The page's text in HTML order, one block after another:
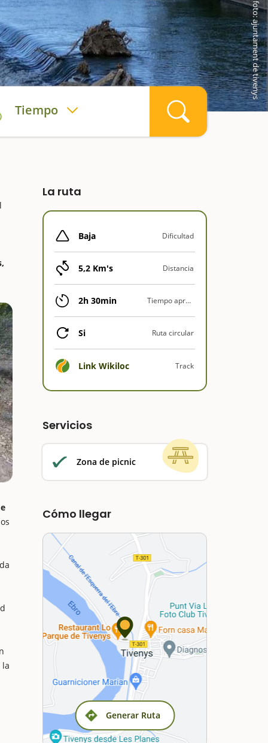
foto: ajuntament de tivenys
Tiempo
la
La ruta
Baja Dificultad
5,2 Km's Distancia
2h 30min Tiempo aprox.
Si Ruta circular
Link Wikiloc Track
Servicios
Zona de picnic
Cómo llegar
Generar Ruta